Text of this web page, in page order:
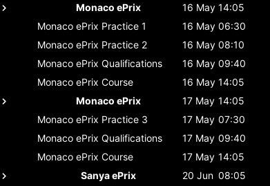
Monaco ePrix
16 May 14:05
Monaco ePrix Practice 1 16 May 06:30
Monaco ePrix Practice 2 16 May 08:10
Monaco ePrix Qualifications 16 May 09:40
Monaco ePrix Course 16 May 14:05
Monaco ePrix
17 May 14:05
Monaco ePrix Practice 3 17 May 07:30
Monaco ePrix Qualifications 17 May 09:40
Monaco ePrix Course 17 May 14:05
Sanya ePrix
20 Jun 08:05